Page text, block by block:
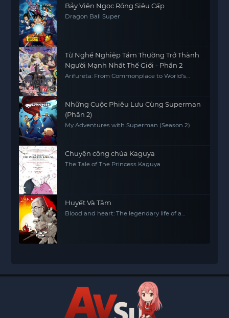
Bảy Viên Ngọc Rồng Siêu Cấp
Dragon Ball Super
Từ Nghề Nghiệp Tầm Thường Trở Thành
Người Mạnh Nhất Thế Giới - Phần 2
Arifureta: From Commonplace to World's
Những Cuộc Phiêu Lưu Cùng Superman
(Phần 2)
My Adventures with Superman (Season 2)
Chuyện công chúa Kaguya
The Tale of The Princess Kaguya
Huyết Và Tâm
Blood and heart: The legendary life of a